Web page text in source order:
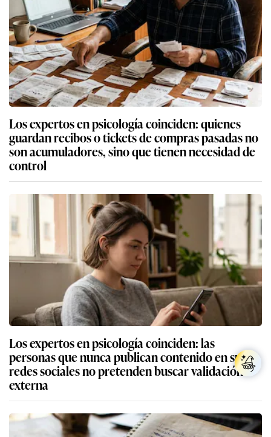
Los expertos en psicología coinciden: quienes
guardan recibos o tickets de compras pasadas no
son acumuladores, sino que tienen necesidad de
control
Los expertos en psicología coinciden: las
personas que nunca publican contenido en sus
redes sociales no pretenden buscar validación
externa